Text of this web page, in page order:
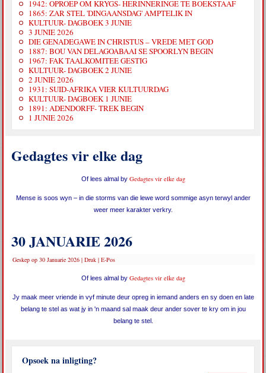
1942: OPROEP OM KRYGS- HERINNERINGE TE BOEKSTAAF
1865: ZAR STEL 'DINGAANSDAG' AMPTELIK IN
KULTUUR- DAGBOEK 3 JUNIE
3 JUNIE 2026
DIE GENADEGAWE IN CHRISTUS – VREDE MET GOD
1887: BOU VAN DELAGOABAAI SE SPOORLYN BEGIN
1967: FAK TAALKOMITEE GESTIG
KULTUUR- DAGBOEK 2 JUNIE
2 JUNIE 2026
1931: SUID-AFRIKA VIER KULTUURDAG
KULTUUR- DAGBOEK 1 JUNIE
1891: ADENDORFF- TREK BEGIN
1 JUNIE 2026
Gedagtes vir elke dag
Of lees almal by Gedagtes vir elke dag
Mense is soos wyn – in die storms van die lewe word sommige asyn terwyl ander
weer meer karakter verkry.
30 JANUARIE 2026
Geskep op 30 Januarie 2026 |Druk |E-Pos
Of lees almal by Gedagtes vir elke dag
Jy maak meer vriende in vyf minute deur opreg in iemand anders en sy doen en late
belang te stel as wat jy in 'n maand sal maak deur ander sover te kry om in jou
belang te stel.
Opsoek na inligting?